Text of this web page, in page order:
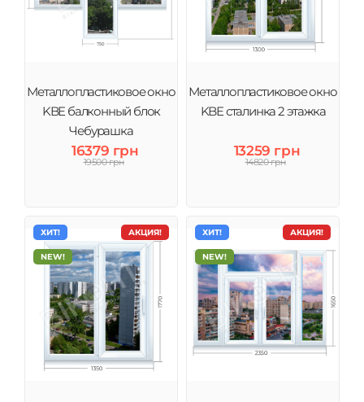
Металлопластиковое окно
KBE балконный блок
Чебурашка
16379 грн
19500 грн
Металлопластиковое окно
KBE сталинка 2 этажка
13259 грн
14820 грн
АКЦИЯ!
ХИТ!
NEW!
АКЦИЯ!
ХИТ!
NEW!